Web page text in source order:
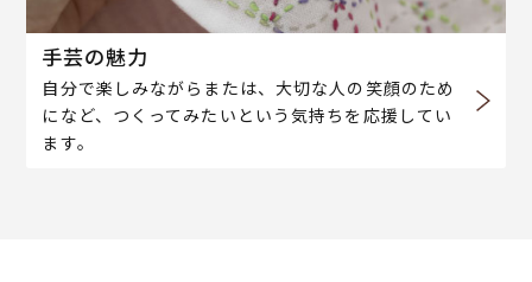
手芸の魅力
自分で楽しみながらまたは、大切な人の笑顔のため
になど、つくってみたいという気持ちを応援してい
ます。